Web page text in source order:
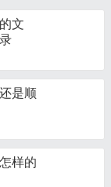
文
是顺
样的